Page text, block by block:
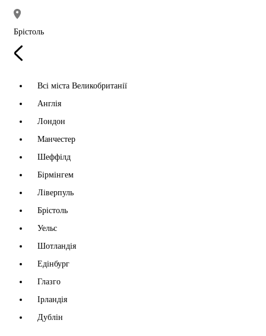
Брістоль
Всі міста Великобританії
Англія
Лондон
Манчестер
Шеффілд
Бірмінгем
Ліверпуль
Брістоль
Уельс
Шотландія
Едінбург
Глазго
Ірландія
Дублін